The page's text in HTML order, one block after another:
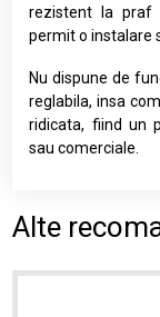
rezistent la praf
permit o instalare
Nu dispune de
reglabila, insa
ridicata, fiind un
sau comerciale.
Alte